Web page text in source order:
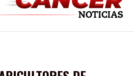
DE PEPE SALDÍVAR A 500 NUEVAS EMPRESARIAS
PRINCIPALES BENEFICIADAS DEL PROGRAMA